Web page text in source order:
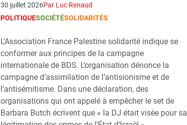
30 juillet 2026Par Luc Renaud
POLITIQUESOCIÉTÉSOLIDARITÉS
L’Association France Palestine solidarité indique se
conformer aux principes de la campagne
internationale de BDS. L’organisation dénonce la
campagne d’assimilation de l’antisionisme et de
l’antisémitisme. Dans une déclaration, des
organisations qui ont appelé à empêcher le set de
Barbara Butch écrivent que « la DJ était visée pour sa